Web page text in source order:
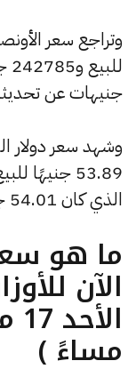
جنيهات عن
الذي كان 54.01 جنيهًا للبيع و0 جنيهًا للشراء.
الآن
مساءً )